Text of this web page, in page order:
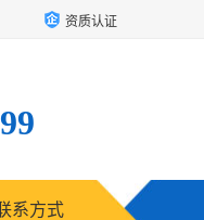
资质认证
系方式